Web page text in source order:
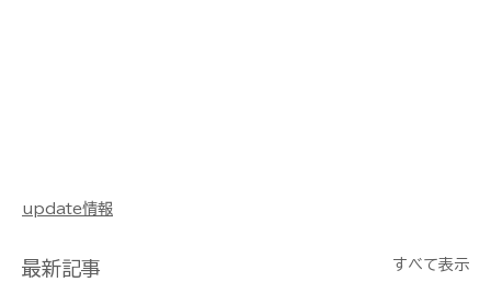
update情報
最新記事 すべて表示